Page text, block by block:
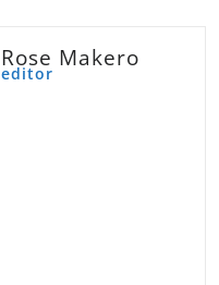
Rose Makero
editor